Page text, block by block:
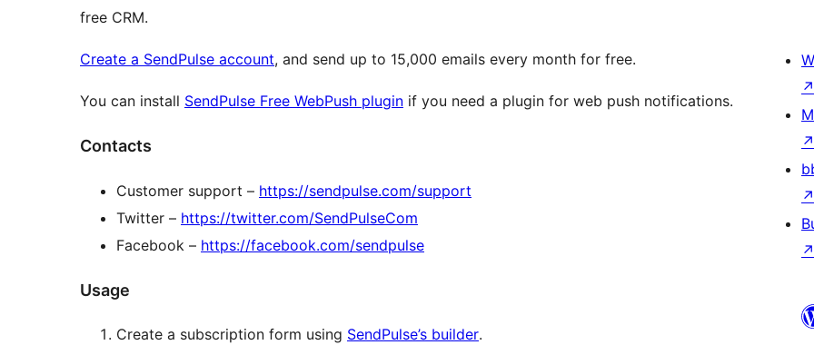
free CRM.
Create a SendPulse account, and send up to 15,000 emails every month for free.
You can install SendPulse Free WebPush plugin if you need a plugin for web push notifications.
Contacts
Customer support – https://sendpulse.com/support
Twitter – https://twitter.com/SendPulseCom
Facebook – https://facebook.com/sendpulse
Usage
Create a subscription form using SendPulse’s builder.
↗
↗
↗
↗